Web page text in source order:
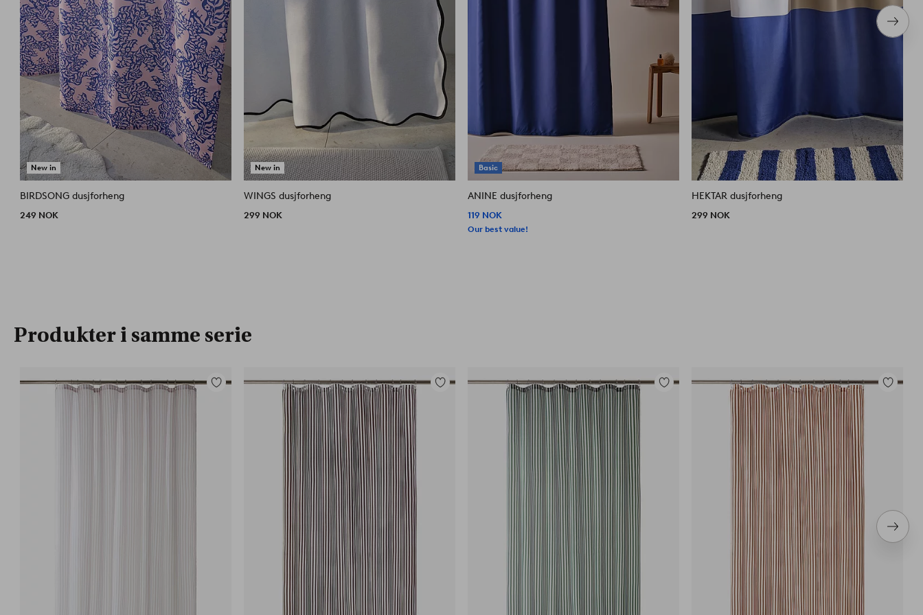
New in
BIRDSONG dusjforheng
249 NOK
New in
WINGS dusjforheng
299 NOK
Basic
ANINE dusjforheng
119 NOK
Our best value!
HEKTAR dusjforheng
299 NOK
Neste
Produkter i samme serie
Legg
Legg
Legg
Legg
Neste